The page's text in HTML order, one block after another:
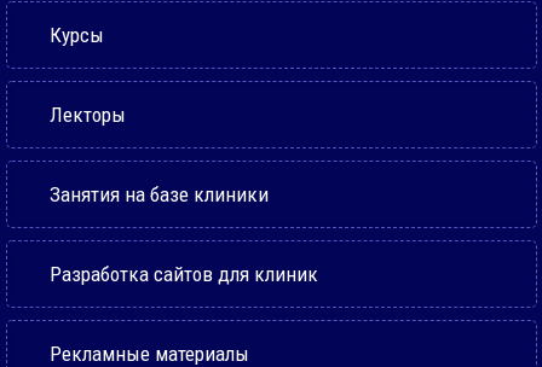
Курсы
Лекторы
Занятия на базе клиники
Разработка сайтов для клиник
Рекламные материалы